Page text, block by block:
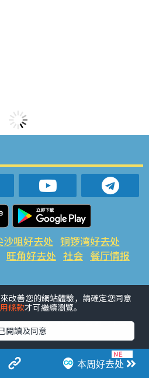
本周好去处
沙咀好去处 铜锣湾好去处
旺角好去处 社会 餐厅情报
开仓 尖沙咀好去处
荃湾好去处 旺角好去处 社会
介 #美食社群热话
改善您的網站體驗，請確定您同意
條款才可繼續瀏覽。
閱讀及同意